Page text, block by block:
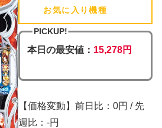
お気に入り機種
PICKUP!
本日の最安値： 15,278円
【価格変動】前日比：0円 / 先
週比：-円